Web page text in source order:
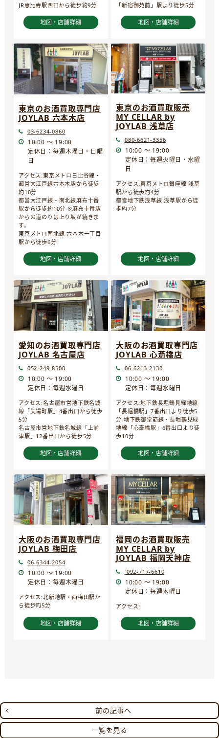
JR恵比寿駅西口から徒歩約9分
地図・店舗詳細
「新宿御苑前」駅より徒歩5分
地図・店舗詳細
東京のお酒買取専門店
JOYLAB 六本木店
03-6234-0860
10:00 ～ 19:00
定休日：毎週木曜日・日曜
日
アクセス:東京メトロ日比谷線・
都営大江戸線六本木駅から徒歩
約10分
都営大江戸線・南北線麻布十番
駅から徒歩約10分 ※麻布十番駅
からの道のりは上り坂が続きま
す。
東京メトロ南北線 六本木一丁目
駅から徒歩6分
地図・店舗詳細
東京のお酒買取販売
MY CELLAR by
JOYLAB 浅草店
080-6621-3356
10:00 ～ 19:00
定休日：毎週火曜日・水曜
日
アクセス:東京メトロ銀座線 浅草
駅から徒歩約4分
都営地下鉄浅草線 浅草駅から徒
歩約7分
地図・店舗詳細
愛知のお酒買取専門店
JOYLAB 名古屋店
052-249-8500
10:00 ～ 19:00
定休日：毎週水曜日
アクセス:名古屋市営地下鉄名城
線「矢場町駅」4番出口から徒歩
5分
名古屋市営地下鉄名城線「上前
津駅」12番出口から徒歩5分
地図・店舗詳細
大阪のお酒買取専門店
JOYLAB 心斎橋店
06-6213-2130
10:00 ～ 19:00
定休日：毎週水曜日
アクセス:地下鉄長堀鶴見緑地線
「長堀橋駅」7番出口より徒歩5
分 地下鉄御堂筋線・長堀鶴見緑
地線「心斎橋駅」6番出口より徒
歩10分
地図・店舗詳細
大阪のお酒買取専門店
JOYLAB 梅田店
06-6344-2054
10:00 ～ 19:00
定休日：毎週木曜日
アクセス:北新地駅・西梅田駅か
ら徒歩約5分
地図・店舗詳細
福岡のお酒買取販売
MY CELLAR by
JOYLAB 福岡天神店
092-717-6610
10:00 ～ 19:00
定休日：毎週木曜日
アクセス:
地図・店舗詳細
前の記事へ
一覧を見る